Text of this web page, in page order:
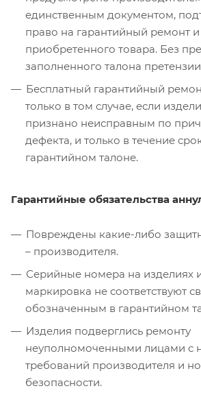
единственным документом,
право на гарантийный ремонт
приобретенного товара. Без
заполненного талона
Бесплатный гарантийный
только в том случае, если
признано неисправным по
дефекта, и только в течение
гарантийном талоне.
Гарантийные обязательства
Повреждены какие-либо
– производителя.
Серийные номера на изделиях
маркировка не соответствуют
обозначенным в гарантийном
Изделия подверглись ремонту
неуполномоченными лицами с
требований производителя и
безопасности.